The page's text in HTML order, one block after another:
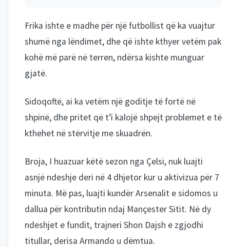
Frika ishte e madhe për një futbollist që ka vuajtur
shumë nga lëndimet, dhe që ishte kthyer vetëm pak
kohë më parë në terren, ndërsa kishte munguar
gjatë.
Sidoqoftë, ai ka vetëm një goditje të fortë në
shpinë, dhe pritet që t’i kalojë shpejt problemet e të
kthehet në stërvitje me skuadrën.
Broja, I huazuar këtë sezon nga Çelsi, nuk luajti
asnjë ndeshje deri në 4 dhjetor kur u aktivizua për 7
minuta. Më pas, luajti kundër Arsenalit e sidomos u
dallua për kontributin ndaj Mançester Sitit. Në dy
ndeshjet e fundit, trajneri Shon Dajsh e zgjodhi
titullar, derisa Armando u dëmtua.